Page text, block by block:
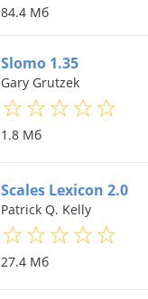
84.4 Мб
Slomo 1.35
Gary Grutzek
1.8 Мб
Scales Lexicon 2.0
Patrick Q. Kelly
27.4 Мб